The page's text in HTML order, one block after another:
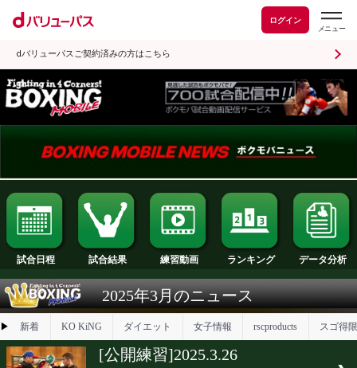
ログイン
dバリューパスご契約済みの方はこちら
試合日程 試合結果 練習動画 ランキング
2025年3月のニュース